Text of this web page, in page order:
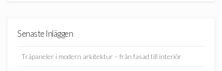
Senaste Inläggen
Träpaneler i modern arkitektur – från fasad till interiör